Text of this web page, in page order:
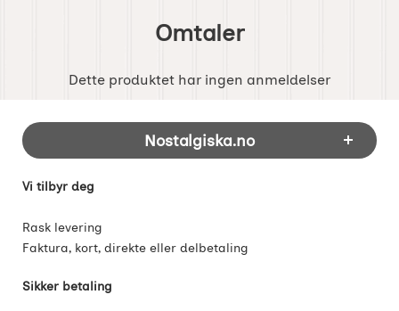
Omtaler
Dette produktet har ingen anmeldelser
Footer-innhold Blandet informasjon og
Nostalgiska.no
Vi tilbyr deg
Rask levering
Faktura, kort, direkte eller delbetaling
Sikker betaling